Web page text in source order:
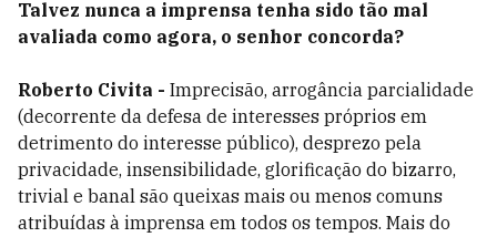
Talvez nunca a imprensa tenha sido tão mal
avaliada como agora, o senhor concorda?
Roberto Civita - Imprecisão, arrogância parcialidade
(decorrente da defesa de interesses próprios em
detrimento do interesse público), desprezo pela
privacidade, insensibilidade, glorificação do bizarro,
trivial e banal são queixas mais ou menos comuns
atribuídas à imprensa em todos os tempos. Mais do